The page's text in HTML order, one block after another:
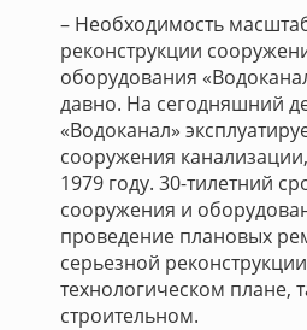
– Необходимость
реконструкции
оборудования
давно. На сегодняшний
«Водоканал»
сооружения
1979 году. 30-тилетний
сооружения и
проведение плановых
серьезной
технологическом плане,
строительном.